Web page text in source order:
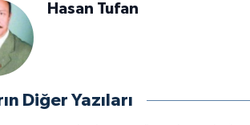
Hasan Tufan
Diğer Yazıları